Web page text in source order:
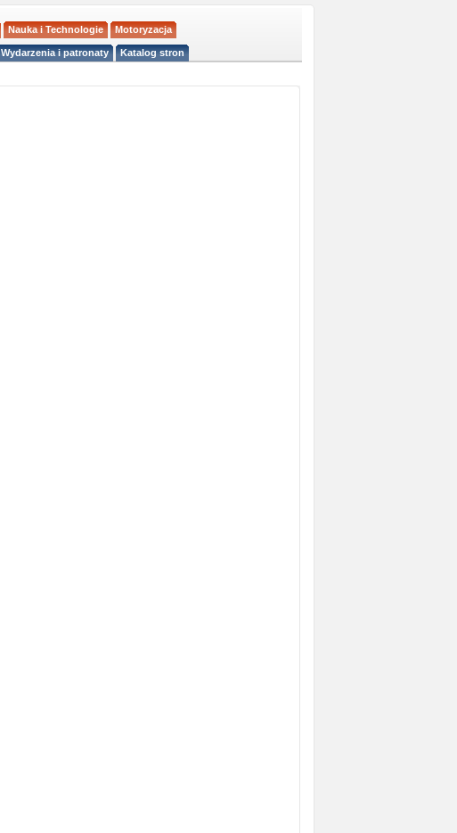
Nauka i Technologie Motoryzacja
Wydarzenia i patronaty Katalog stron